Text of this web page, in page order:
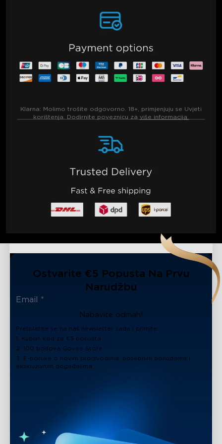
Klarna: Molimo trošite odgovorno. 18+, primjenjuju se Uvjeti
korištenja. Dodirnite poveznicu za više informacija.
Ostvarite €5 Popusta Na Prvu
Narudžbu
Nabavite odmah!
Pretplatite se na naš newsletter sada i primite:
1. Kupon kod za €5 popusta
2. 100 bodova Govee Store
3. E-poruke o novim proizvodima, posebnim ponudama i
ekskluzivnim događajima